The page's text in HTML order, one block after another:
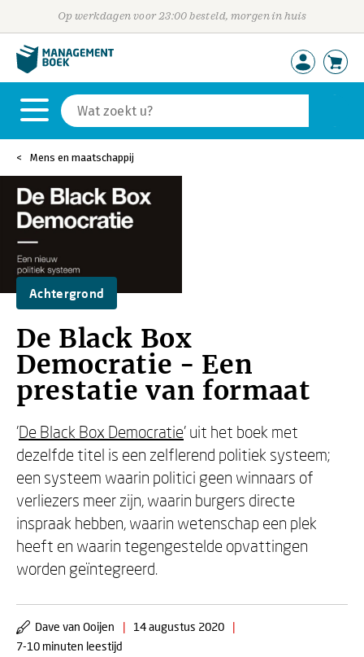
Op werkdagen voor 23:00 besteld, morgen in huis
Mens en maatschappij
Achtergrond
De Black Box
Democratie - Een
prestatie van formaat
'De Black Box Democratie' uit het boek met
dezelfde titel is een zelflerend politiek systeem;
een systeem waarin politici geen winnaars of
verliezers meer zijn, waarin burgers directe
inspraak hebben, waarin wetenschap een plek
heeft en waarin tegengestelde opvattingen
worden geïntegreerd.
Dave van Ooijen | 14 augustus 2020
|
7-10 minuten leestijd